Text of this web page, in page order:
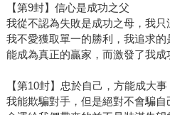
【第9封】信心是成功之父
我從不認為失敗是成功之母，我只
我不愛獲取單一的勝利，我追求
能成為真正的贏家，而激發了我成
【第10封】忠於自己，方能成大事
我能欺騙對手，但是絕對不會騙自